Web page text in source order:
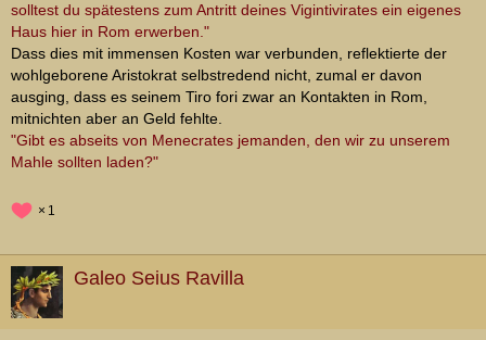
solltest du spätestens zum Antritt deines Vigintivirates ein eigenes
Haus hier in Rom erwerben."
Dass dies mit immensen Kosten war verbunden, reflektierte der
wohlgeborene Aristokrat selbstredend nicht, zumal er davon
ausging, dass es seinem Tiro fori zwar an Kontakten in Rom,
mitnichten aber an Geld fehlte.
"Gibt es abseits von Menecrates jemanden, den wir zu unserem
Mahle sollten laden?"
1
Galeo Seius Ravilla